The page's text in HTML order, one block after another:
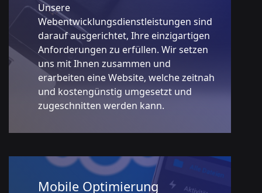
Unsere
Webentwicklungsdienstleistungen sind
darauf ausgerichtet, Ihre einzigartigen
Anforderungen zu erfüllen. Wir setzen
uns mit Ihnen zusammen und
erarbeiten eine Website, welche zeitnah
und kostengünstig umgesetzt und
zugeschnitten werden kann.
Mobile Optimierung